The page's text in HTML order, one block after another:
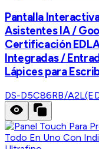
Pantalla
Asistentes IA /
Certificación
Integradas /
Lápices para
DS-D5C86RB/